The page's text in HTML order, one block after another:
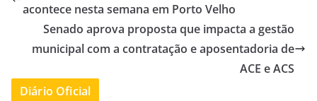
acontece nesta semana em Porto Velho
Senado aprova proposta que impacta a gestão
municipal com a contratação e aposentadoria de
ACE e ACS
Diário Oficial